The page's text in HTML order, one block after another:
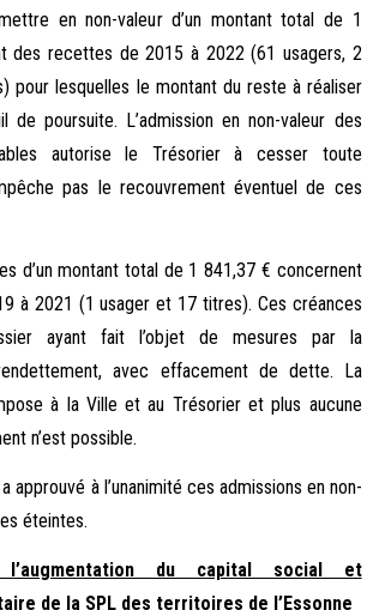
en non-valeur d’un montant total de 1
des recettes de 2015 à 2022 (61 usagers, 2
pour lesquelles le montant du reste à réaliser
de poursuite. L’admission en non-valeur des
autorise le Trésorier à cesser toute
pas le recouvrement éventuel de ces
d’un montant total de 1 841,37 € concernent
à 2021 (1 usager et 17 titres). Ces créances
ayant fait l’objet de mesures par la
avec effacement de dette. La
à la Ville et au Trésorier et plus aucune
n’est possible.
approuvé à l’unanimité ces admissions en non-
éteintes.
l’augmentation du capital social et
de la SPL des territoires de l’Essonne